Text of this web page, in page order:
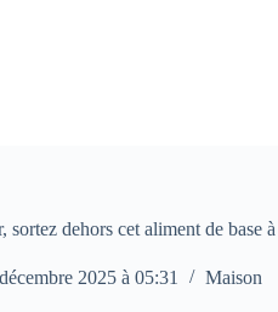
sortez dehors cet aliment de
2025 à 05:31 Maison